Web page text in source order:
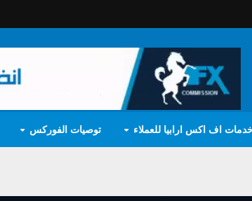
اف اكس ارابيا للعملاء توصيات الفوركس